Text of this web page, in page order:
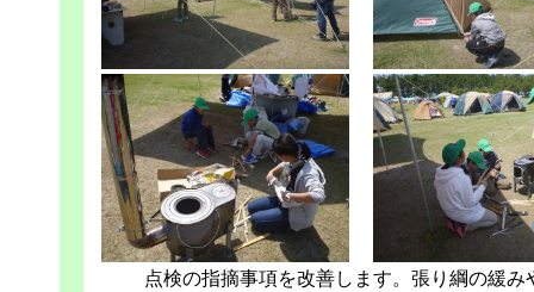
点検の指摘事項を改善します。張り綱の緩